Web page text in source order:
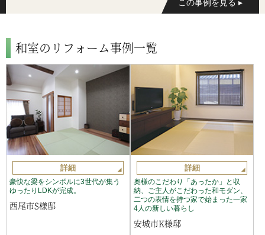
和室のリフォーム事例一覧
詳細
豪快な梁をシンボルに3世代が集う
ゆったりLDKが完成。
西尾市S様邸
詳細
奥様のこだわり「あったか」と収
納、ご主人がこだわった和モダン、
二つの表情を持つ家で始まった一家
4人の新しい暮らし
安城市K様邸